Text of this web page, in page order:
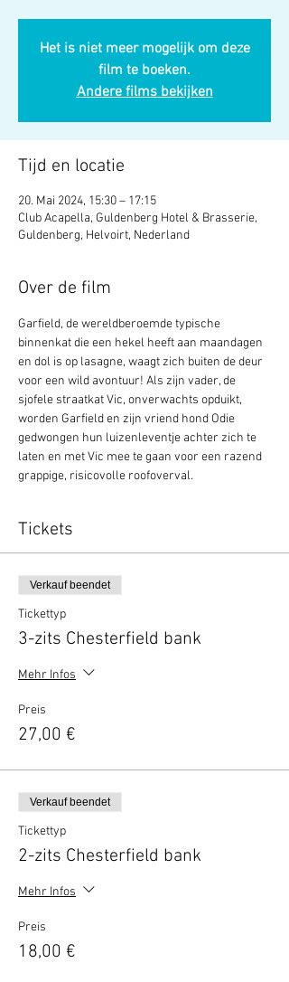
Het is niet meer mogelijk om deze
film te boeken.
Andere films bekijken
Tijd en locatie
20. Mai 2024, 15:30 – 17:15
Club Acapella, Guldenberg Hotel & Brasserie,
Guldenberg, Helvoirt, Nederland
Over de film
Garfield, de wereldberoemde typische
binnenkat die een hekel heeft aan maandagen
en dol is op lasagne, waagt zich buiten de deur
voor een wild avontuur! Als zijn vader, de
sjofele straatkat Vic, onverwachts opduikt,
worden Garfield en zijn vriend hond Odie
gedwongen hun luizenleventje achter zich te
laten en met Vic mee te gaan voor een razend
grappige, risicovolle roofoverval.
Tickets
Verkauf beendet
Tickettyp
3-zits Chesterfield bank
Mehr Infos
Preis
27,00 €
Verkauf beendet
Tickettyp
2-zits Chesterfield bank
Mehr Infos
Preis
18,00 €